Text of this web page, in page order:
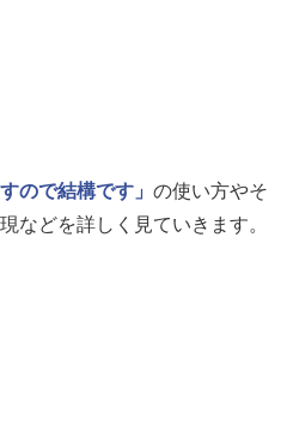
ので結構です」 の使い方やそ
などを詳しく見ていきます。